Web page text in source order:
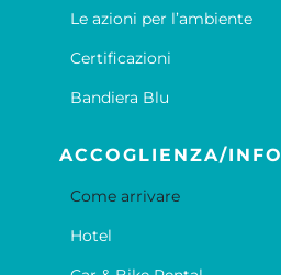
Le azioni per l’ambiente
Certificazioni
Bandiera Blu
ACCOGLIENZA/INFO
Come arrivare
Hotel